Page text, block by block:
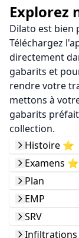
Tarifs
Télécharger
App web
S'inscrire
Explorez
Dilato est bien
Téléchargez
directement
gabarits et
rendre votre
mettons à
gabarits
collection.
Histoire ⭐️
Examens ⭐️
Plan
EMP
SRV
Infiltrations